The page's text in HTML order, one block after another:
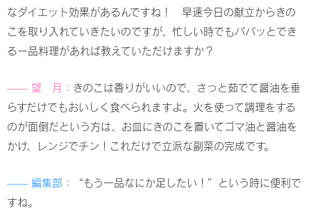
なダイエット効果があるんですね！ 早速今日の献立からきの
こを取り入れていきたいのですが、忙しい時でもパパッとでき
る一品料理があれば教えていただけますか？
—— 望 月： きのこは香りがいいので、さっと茹でて醤油を垂
らすだけでもおいしく食べられますよ。火を使って調理をする
のが面倒だという方は、お皿にきのこを置いてゴマ油と醤油を
かけ、レンジでチン！これだけで立派な副菜の完成です。
—— 編集部：
“もう一品なにか足したい！”という時に便利で
すね。